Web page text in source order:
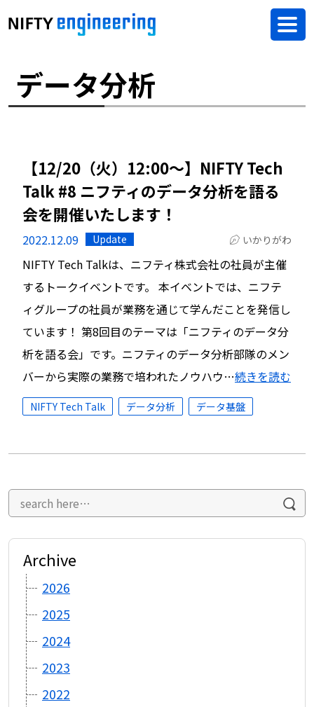
データ分析
【12/20（火）12:00〜】NIFTY Tech
Talk #8 ニフティのデータ分析を語る
会を開催いたします！
2022.12.09 Update いかりがわ
NIFTY Tech Talkは、ニフティ株式会社の社員が主催
するトークイベントです。 本イベントでは、ニフテ
ィグループの社員が業務を通じて学んだことを発信し
ています！ 第8回目のテーマは「ニフティのデータ分
析を語る会」です。ニフティのデータ分析部隊のメン
バーから実際の業務で培われたノウハウ…続きを読む
NIFTY Tech Talk データ分析 データ基盤
Archive
2026
2025
2024
2023
2022